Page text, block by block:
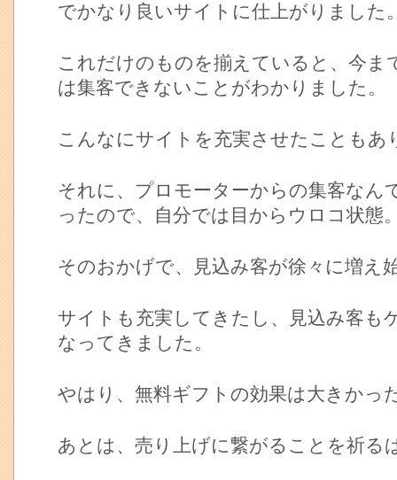
でかなり良いサイトに仕上がりました
これだけのものを揃えていると、今ま
は集客できないことがわかりました。
こんなにサイトを充実させたこともあ
それに、プロモーターからの集客なん
ったので、自分では目からウロコ状態
そのおかげで、見込み客が徐々に増え
サイトも充実してきたし、見込み客も
なってきました。
やはり、無料ギフトの効果は大きかっ
あとは、売り上げに繋がることを祈る